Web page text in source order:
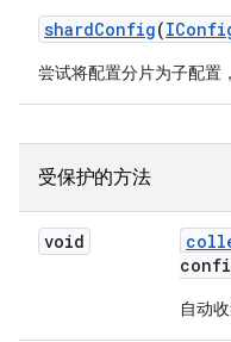
shardConfig(
尝试将配置分片为子配置
受保护的方法
void
自动